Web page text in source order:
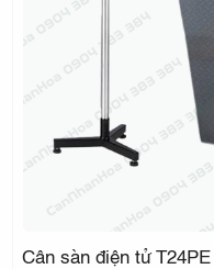
Cân sàn điện tử T24PE